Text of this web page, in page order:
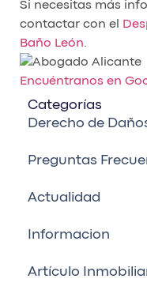
Si necesitas más
contactar con el
Baño León.
Encuéntranos en
Categorías
Derecho de
Preguntas
Actualidad
Informacion
Artículo